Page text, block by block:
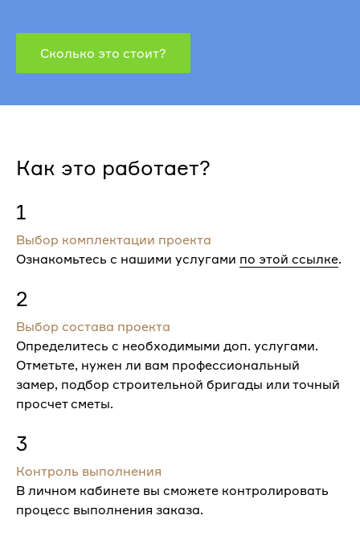
Сколько это стоит?
Как это работает?
1
Выбор комплектации проекта
Ознакомьтесь с нашими услугами по этой ссылке.
2
Выбор состава проекта
Определитесь с необходимыми доп. услугами.
Отметьте, нужен ли вам профессиональный
замер, подбор строительной бригады или точный
просчет сметы.
3
Контроль выполнения
В личном кабинете вы сможете контролировать
процесс выполнения заказа.